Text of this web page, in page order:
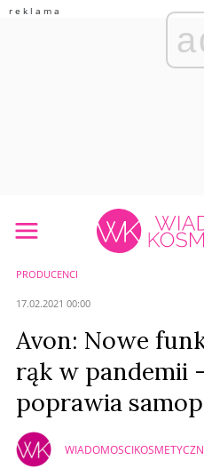
PRODUCENCI
17.02.2021 00:00
Avon: Nowe
rąk w pandemii
poprawia